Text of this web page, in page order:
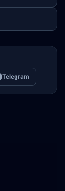
Telegram